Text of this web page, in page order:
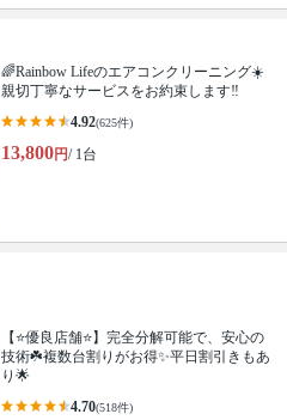
🌈Rainbow Lifeのエアコンクリーニング☀️
親切丁寧なサービスをお約束します‼️
4.92(625件)
13,800円/ 1台
【⭐️優良店舗⭐️】完全分解可能で、安心の
技術☘️複数台割りがお得✨平日割引きもあ
り🌟
4.70(518件)